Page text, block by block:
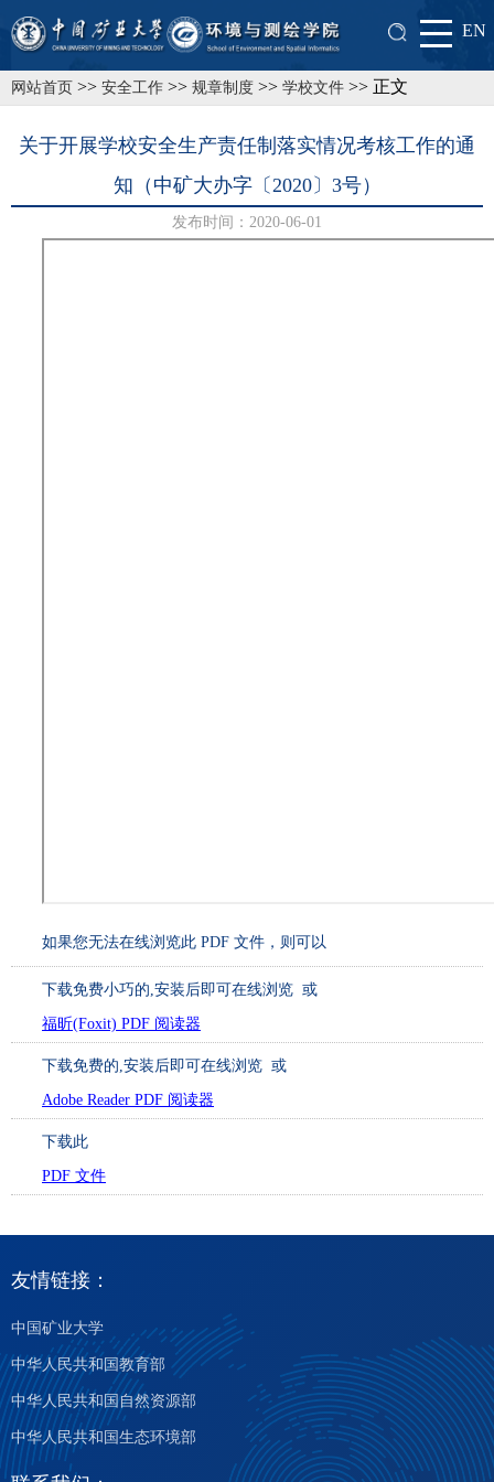
EN
网站首页 >> 安全工作 >> 规章制度 >> 学校文件 >> 正文
关于开展学校安全生产责任制落实情况考核工作的通
知（中矿大办字〔2020〕3号）
发布时间：2020-06-01
如果您无法在线浏览此 PDF 文件，则可以
下载免费小巧的
福昕(Foxit) PDF 阅读器
,安装后即可在线浏览 或
下载免费的
Adobe Reader PDF 阅读器
,安装后即可在线浏览 或
下载此
PDF 文件
友情链接：
中国矿业大学
中华人民共和国教育部
中华人民共和国自然资源部
中华人民共和国生态环境部